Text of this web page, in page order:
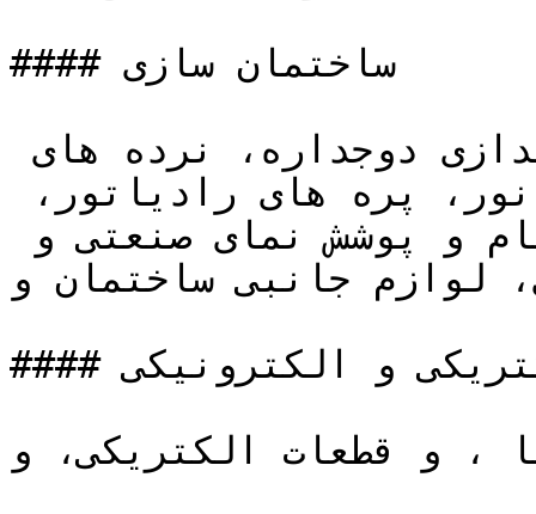
#### ساختمان سازی
لوازم جانبی ساختمان و …
#### تجهیزات الکتریکی و الکترونیکی
، و قطعات الکتریکی، و …